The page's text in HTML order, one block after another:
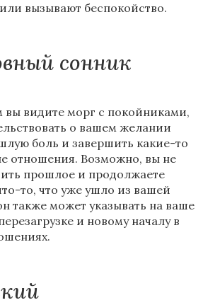
вызывают беспокойство.
сонник
вы видите морг с покойниками,
о вашем желании
боль и завершить какие-то
отношения. Возможно, вы не
прошлое и продолжаете
то, что уже ушло из вашей
также может указывать на ваше
и новому началу в